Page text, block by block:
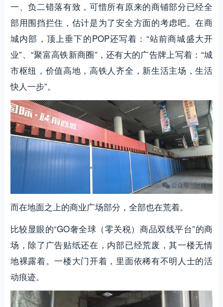
一、负二错落有致，可惜所有原来的商铺部分已经全
部用围挡拦住，估计是为了安全方面的考虑吧。在商
城内部，顶上垂下的POP还写着：“站前商城盛大开
业”、“聚富高铁新商圈”，还有大的广告牌上写着：“城
市枢纽，价值高地，高铁人齐全，新生活主场，生活
快人一步”。
而在地面之上的商业广场部分，全部也在荒着。
比较显眼的“GO奢全球（零关税）商品双线平台”的商
场，除了广告贴纸还在，内部已经荒废，其一楼无情
地裸露着。一楼大门开着，里面依稀有不明人士的活
动痕迹。